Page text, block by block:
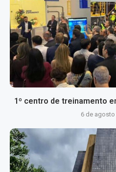
1º centro de treinamento
6 de agosto